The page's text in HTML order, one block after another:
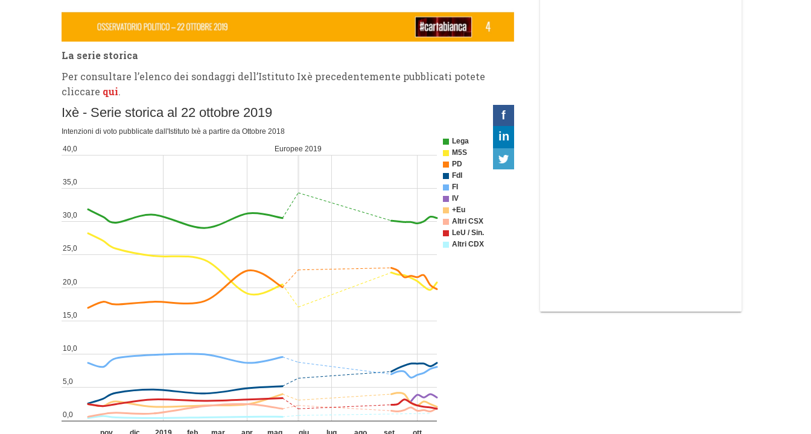
La serie storica
Per consultare l’elenco dei sondaggi dell’Istituto Ixè precedentemente pubblicati potete
cliccare qui.